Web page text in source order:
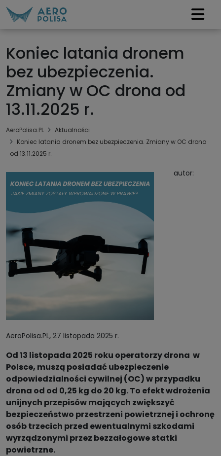
Koniec latania dronem
bez ubezpieczenia.
Zmiany w OC drona od
13.11.2025 r.
AeroPolisa.PL
Aktualności
Koniec latania dronem bez ubezpieczenia. Zmiany w OC drona
od 13.11.2025 r.
autor:
AeroPolisa.PL, 27 listopada 2025 r.
Od 13 listopada 2025 roku operatorzy drona w
Polsce, muszą posiadać ubezpieczenie
odpowiedzialności cywilnej (OC) w przypadku
drona od od 0,25 kg do 20 kg. To efekt wdrożenia
unijnych przepisów mających zwiększyć
bezpieczeństwo przestrzeni powietrznej i ochronę
osób trzecich przed ewentualnymi szkodami
wyrządzonymi przez bezzałogowe statki
powietrzne.